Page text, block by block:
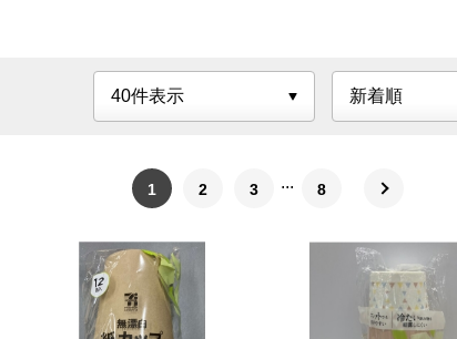
1 2 3 8